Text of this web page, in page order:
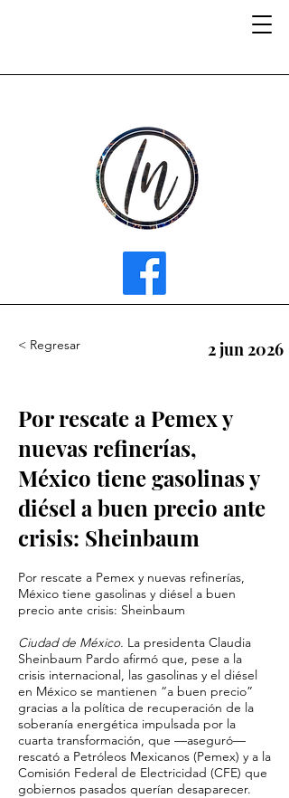
< Regresar 2 jun 2026
Por rescate a Pemex y
nuevas refinerías,
México tiene gasolinas y
diésel a buen precio ante
crisis: Sheinbaum
Por rescate a Pemex y nuevas refinerías,
México tiene gasolinas y diésel a buen
precio ante crisis: Sheinbaum
Ciudad de México. La presidenta Claudia
Sheinbaum Pardo afirmó que, pese a la
crisis internacional, las gasolinas y el diésel
en México se mantienen “a buen precio”
gracias a la política de recuperación de la
soberanía energética impulsada por la
cuarta transformación, que —aseguró—
rescató a Petróleos Mexicanos (Pemex) y a la
Comisión Federal de Electricidad (CFE) que
gobiernos pasados querían desaparecer.